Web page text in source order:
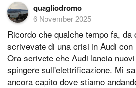
quagliodromo
6 November 2025
Ricordo che qualche tempo fa, da
scrivevate di una crisi in Audi con
Ora scrivete che Audi lancia
spingere sull'elettrificazione. Mi
ancora capito dove stiamo